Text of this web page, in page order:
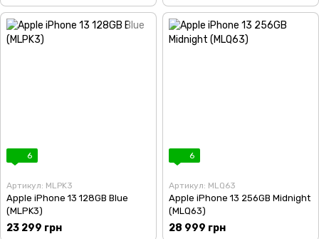
6
Артикул: MLPK3
Apple iPhone 13 128GB Blue
(MLPK3)
23 299 грн
6
Артикул: MLQ63
Apple iPhone 13 256GB Midnight
(MLQ63)
28 999 грн